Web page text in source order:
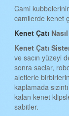
SAMSUN
SİİRT KENET
SİNOP KENET
SİVAS KENET
TEKİRDAĞ
TOKAT KENET
Cami
camilerde kenet
Kenet Çatı
KenetÇatıS
ve sacın yüzeyi
sonra saclar,
aletlerle
kaplamada
kalan kenet
sabitler.